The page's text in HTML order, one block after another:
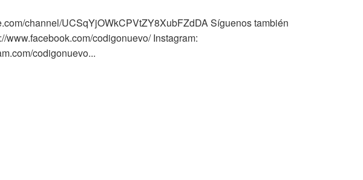
channel/UCSqYjOWkCPVtZY8XubFZdDA Síguenos también
www.facebook.com/codigonuevo/ Instagram:
codigonuevo...